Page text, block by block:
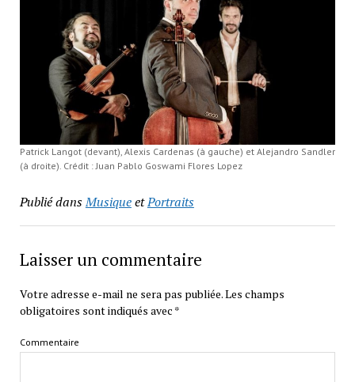
Patrick Langot (devant), Alexis Cardenas (à gauche) et Alejandro Sandler
(à droite). Crédit : Juan Pablo Goswami Flores Lopez
Publié dansMusiqueetPortraits
Laisser un commentaire
Votre adresse e-mail ne sera pas publiée.Les champs
obligatoires sont indiqués avec *
Commentaire